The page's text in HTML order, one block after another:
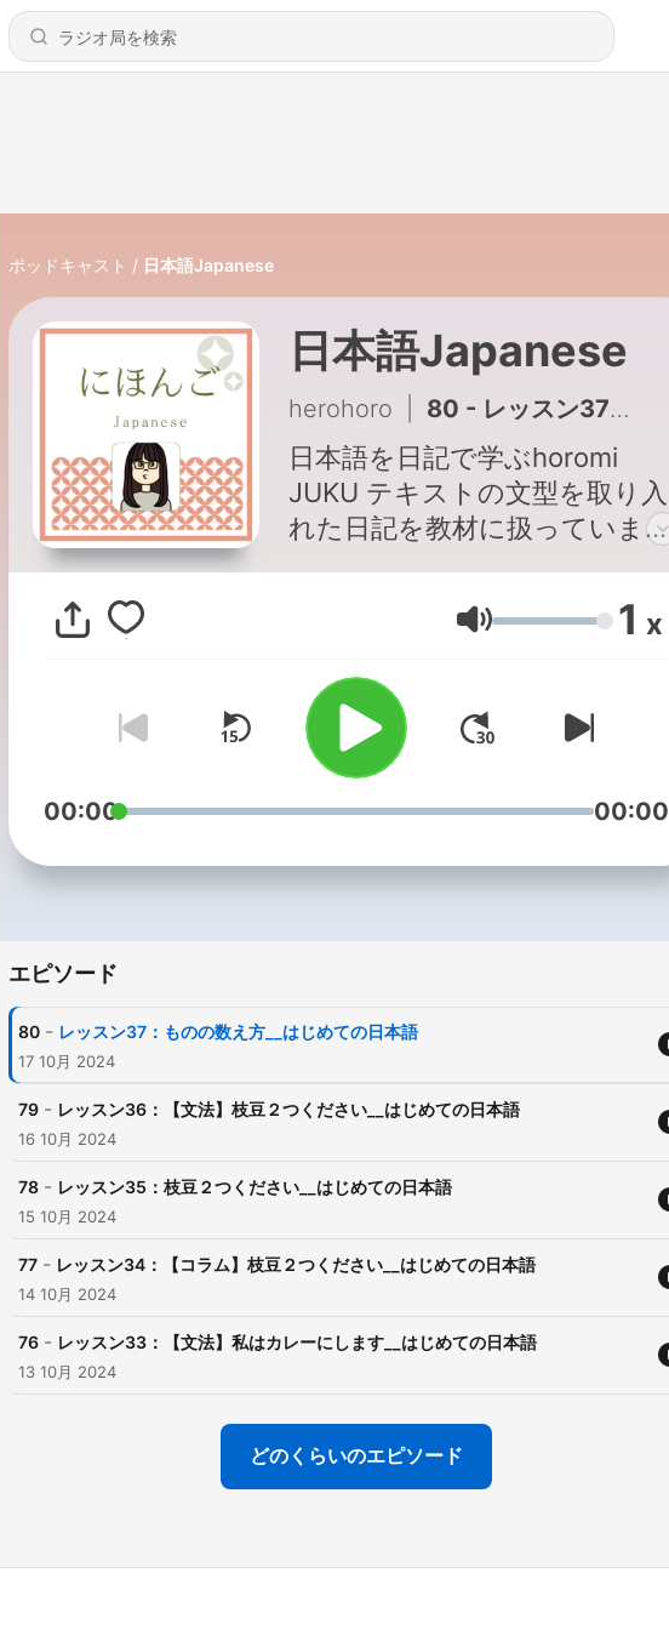
ポッドキャスト 日本語Japanese
日本語Japanese
herohoro 80 - レッスン37：ものの数え方__はじめての日本語
日本語を日記で学ぶhoromi
JUKU テキストの文型を取り入
れた日記を教材に扱っていま
音量 1 x
00:00 00:00
エピソード
80 - レッスン37：ものの数え方__はじめての日本語
17 10月 2024
79 - レッスン36：【文法】枝豆２つください__はじめての日本語
16 10月 2024
78 - レッスン35：枝豆２つください__はじめての日本語
15 10月 2024
77 - レッスン34：【コラム】枝豆２つください__はじめての日本語
14 10月 2024
76 - レッスン33：【文法】私はカレーにします__はじめての日本語
13 10月 2024
どのくらいのエピソード